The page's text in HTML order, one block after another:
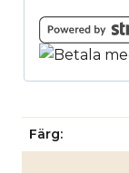
Färg